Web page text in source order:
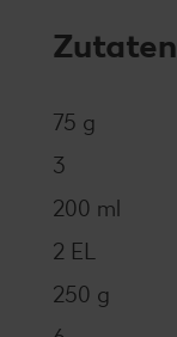
Zutaten
75 g
3
200 ml
2 EL
250 g